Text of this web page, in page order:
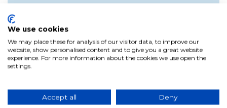
*Dimensions du projecteur : 6 cm de diamètre x 10,5 cm de
hauteur.
Détails du produit
We use cookies
We may place these for analysis of our visitor data, to improve our
website, show personalised content and to give you a great website
experience. For more information about the cookies we use open the
settings.
Accept all Deny